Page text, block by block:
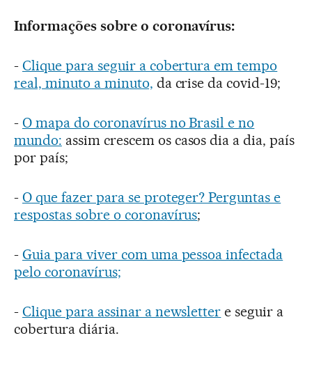
Informações sobre o coronavírus:
- Clique para seguir a cobertura em tempo
real, minuto a minuto, da crise da covid-19;
- O mapa do coronavírus no Brasil e no
mundo: assim crescem os casos dia a dia, país
por país;
- O que fazer para se proteger? Perguntas e
respostas sobre o coronavírus;
- Guia para viver com uma pessoa infectada
pelo coronavírus;
- Clique para assinar a newsletter e seguir a
cobertura diária.